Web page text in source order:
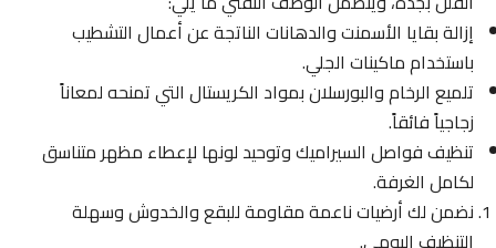
إزالة بقايا الأسمنت والدهانات الناتجة عن أعمال التشطيب
باستخدام ماكينات الجلي.
تلميع الرخام والبورسلان بمواد الكريستال التي تمنحه لمعاناً
زجاجياً فائقاً.
تنظيف فواصل السيراميك وتوحيد لونها لإعطاء مظهر متناسق
لكامل الغرفة.
نضمن لك أرضيات ناعمة مقاومة للبقع والخدوش وسهلة